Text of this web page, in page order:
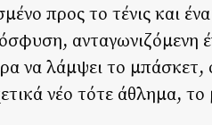
προς το τένις και
να λάμψει το
νέο τότε άθλημα,